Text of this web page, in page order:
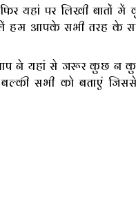
यहां पर लिखी बातों
आपके सभी तरह के
ने यहां से जरूर कुछ न
सभी को बताएं